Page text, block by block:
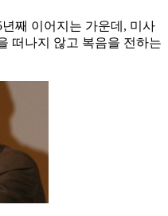
째 이어지는 가운데, 미사
떠나지 않고 복음을 전하는